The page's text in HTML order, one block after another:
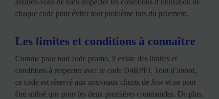
assurez-vous de bien respecter les conditions d’utilisation de
chaque code pour éviter tout problème lors du paiement.
Les limites et conditions à connaître
Comme pour tout code promo, il existe des limites et
conditions à respecter avec le code D4RPFJ. Tout d’abord,
ce code est réservé aux nouveaux clients de Jow et ne peut
être utilisé que pour les deux premières commandes. De plus,